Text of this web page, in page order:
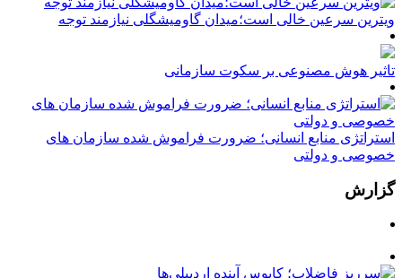
ویترین سرعین خالی است؛میدان گاومیشگلی نیازمند توجه
تاثیر هوش مصنوعی بر سکوت سازمانی
استراتژی منابع انسانی؛ ضرورت فراموش شده سازمان های
خصوصی و دولتی
گزارش